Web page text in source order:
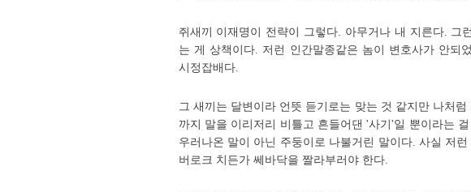
쥐새끼 이재명이 전략이 그렇다. 아무거나 내 지른다. 그
는 게 상책이다. 저런 인간말종같은 놈이 변호사가 안되
시정잡배다.
그 새끼는 달변이라 언뜻 듣기로는 맞는 것 같지만 나처
까지 말을 이리저리 비틀고 흔들어댄 '사기'일 뿐이라는
우러나온 말이 아닌 주둥이로 나불거린 말이다. 사실 저
버로크 치든가 쎄바닥을 짤라부러야 한다.